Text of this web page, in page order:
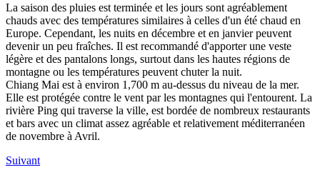
La saison des pluies est terminée et les jours sont agréablement
chauds avec des températures similaires à celles d'un été chaud en
Europe. Cependant, les nuits en décembre et en janvier peuvent
devenir un peu fraîches. Il est recommandé d'apporter une veste
légère et des pantalons longs, surtout dans les hautes régions de
montagne ou les températures peuvent chuter la nuit.
Chiang Mai est à environ 1,700 m au-dessus du niveau de la mer.
Elle est protégée contre le vent par les montagnes qui l'entourent. La
rivière Ping qui traverse la ville, est bordée de nombreux restaurants
et bars avec un climat assez agréable et relativement méditerranéen
de novembre à Avril.
Suivant